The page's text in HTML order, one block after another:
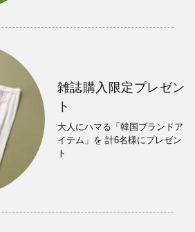
雑誌購入限定プレゼン
ト
大人にハマる「韓国ブランドア
イテム」を 計6名様にプレゼン
ト